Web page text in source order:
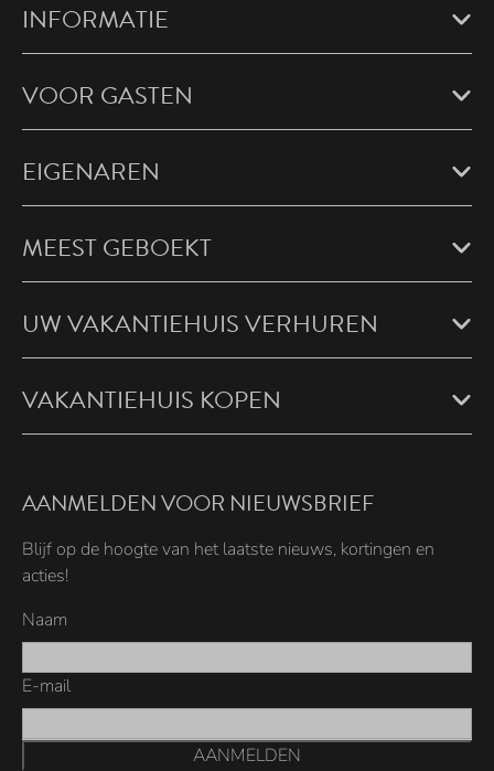
INFORMATIE
VOOR GASTEN
EIGENAREN
MEEST GEBOEKT
UW VAKANTIEHUIS VERHUREN
VAKANTIEHUIS KOPEN
AANMELDEN VOOR NIEUWSBRIEF
Blijf op de hoogte van het laatste nieuws, kortingen en
acties!
Naam
E-mail
AANMELDEN